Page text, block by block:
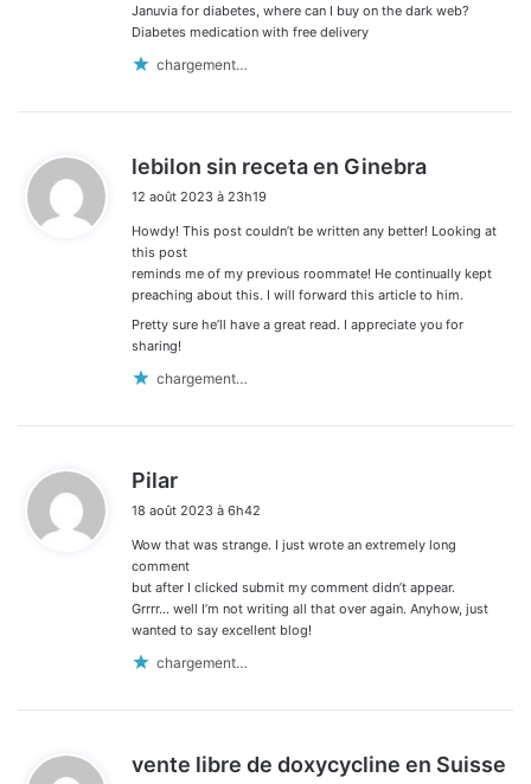
Januvia for diabetes, where can I buy on the dark web?
Diabetes medication with free delivery
chargement…
lebilon sin receta en Ginebra
12 août 2023 à 23h19
Howdy! This post couldn’t be written any better! Looking at
this post
reminds me of my previous roommate! He continually kept
preaching about this. I will forward this article to him.
Pretty sure he’ll have a great read. I appreciate you for
sharing!
chargement…
Pilar
t
:
18 août 2023 à 6h42
Wow that was strange. I just wrote an extremely long
comment
but after I clicked submit my comment didn’t appear.
Grrrr… well I’m not writing all that over again. Anyhow, just
wanted to say excellent blog!
chargement…
vente libre de doxycycline en Suisse